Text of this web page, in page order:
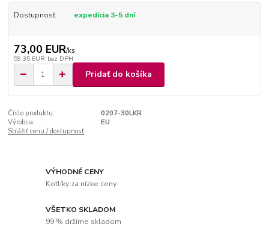
Dostupnosť expedícia 3-5 dní
73,00 EUR/ks
59,35 EUR bez DPH
Pridať do košíka
Číslo produktu:
0207-30LKR
Výrobca:
EU
Strážiť cenu / dostupnosť
VÝHODNÉ CENY
Kotlíky za nízke ceny
VŠETKO SKLADOM
99 % držíme skladom